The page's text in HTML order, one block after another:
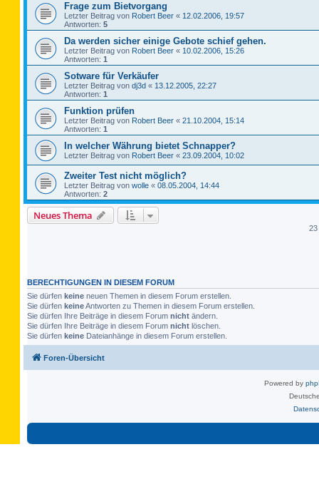
Frage zum Bietvorgang
Letzter Beitrag von Robert Beer « 12.02.2006, 19:57
Antworten: 5
Da werden sicher einige Gebote schief gehen.
Letzter Beitrag von Robert Beer « 10.02.2006, 15:26
Antworten: 1
Sotware für Verkäufer
Letzter Beitrag von dj3d « 13.12.2005, 22:27
Antworten: 1
Funktion prüfen
Letzter Beitrag von Robert Beer « 21.10.2004, 15:14
Antworten: 1
In welcher Währung bietet Schnapper?
Letzter Beitrag von Robert Beer « 23.09.2004, 10:02
Zweiter Test nicht möglich?
Letzter Beitrag von wolle « 08.05.2004, 14:44
Antworten: 2
Neues Thema
23
BERECHTIGUNGEN IN DIESEM FORUM
Sie dürfen keine neuen Themen in diesem Forum erstellen.
Sie dürfen keineAntworten zu Themen in diesem Forum erstellen.
Sie dürfen Ihre Beiträge in diesem Forum nicht ändern.
Sie dürfen Ihre Beiträge in diesem Forum nicht löschen.
Sie dürfen keine Dateianhänge in diesem Forum erstellen.
Foren-Übersicht
Powered by